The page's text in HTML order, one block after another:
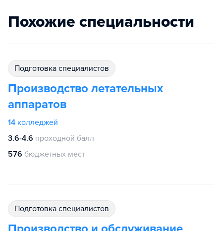
Похожие специальности
подготовка специалистов
Производство летательных
аппаратов
14 колледжей
3.6-4.6 проходной балл
576 бюджетных мест
подготовка специалистов